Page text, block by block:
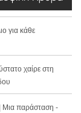
για κάθε
χαίρε στη
Μια παράσταση -